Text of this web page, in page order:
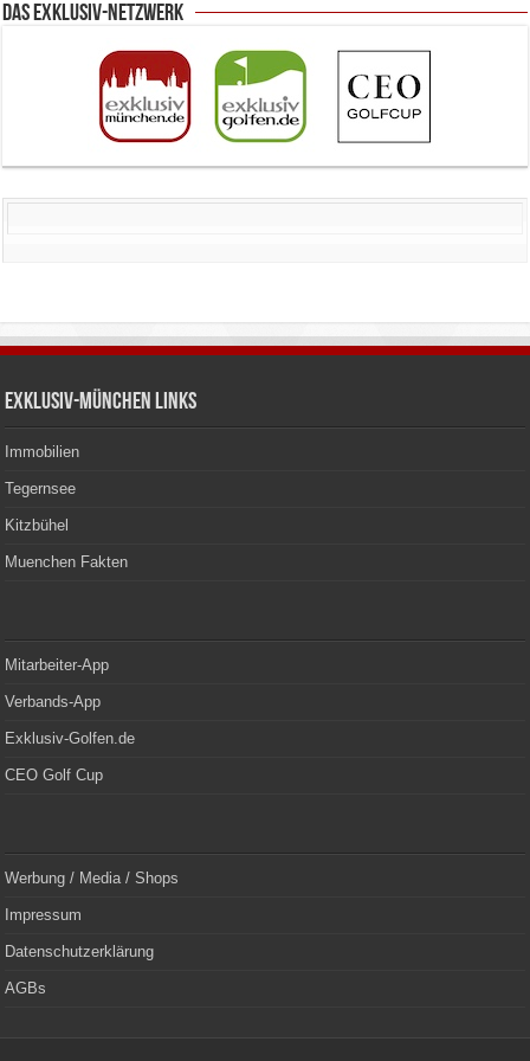
Das Exklusiv-Netzwerk
Exklusiv-München Links
Immobilien
Tegernsee
Kitzbühel
Muenchen Fakten
Mitarbeiter-App
Verbands-App
Exklusiv-Golfen.de
CEO Golf Cup
Werbung / Media / Shops
Impressum
Datenschutzerklärung
AGBs